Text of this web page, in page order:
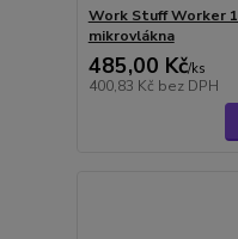
Work Stuff Worker
mikrovlákna
485,00 Kč/ks
400,83 Kč bez DPH